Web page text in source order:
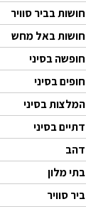
חושות בביר סוויר
חושות באל מחש
חופשה בסיני
חופים בסיני
המלצות בסיני
דתיים בסיני
דהב
בתי מלון
ביר סוויר